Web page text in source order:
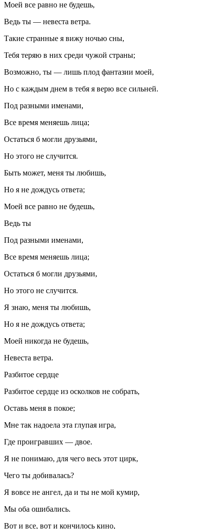
Моей все равно не будешь,
Ведь ты — невеста ветра.
Такие странные я вижу ночью сны,
Тебя теряю в них среди чужой страны;
Возможно, ты — лишь плод фантазии моей,
Но с каждым днем в тебя я верю все сильней.
Под разными именами,
Все время меняешь лица;
Остаться б могли друзьями,
Но этого не случится.
Быть может, меня ты любишь,
Но я не дождусь ответа;
Моей все равно не будешь,
Ведь ты
Под разными именами,
Все время меняешь лица;
Остаться б могли друзьями,
Но этого не случится.
Я знаю, меня ты любишь,
Но я не дождусь ответа;
Моей никогда не будешь,
Невеста ветра.
Разбитое сердце
Разбитое сердце из осколков не собрать,
Оставь меня в покое;
Мне так надоела эта глупая игра,
Где проигравших — двое.
Я не понимаю, для чего весь этот цирк,
Чего ты добивалась?
Я вовсе не ангел, да и ты не мой кумир,
Мы оба ошибались.
Вот и все, вот и кончилось кино,